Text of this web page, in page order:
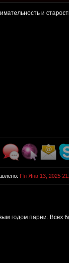
и
Пн Янв 13, 2025
годом парни. Всех